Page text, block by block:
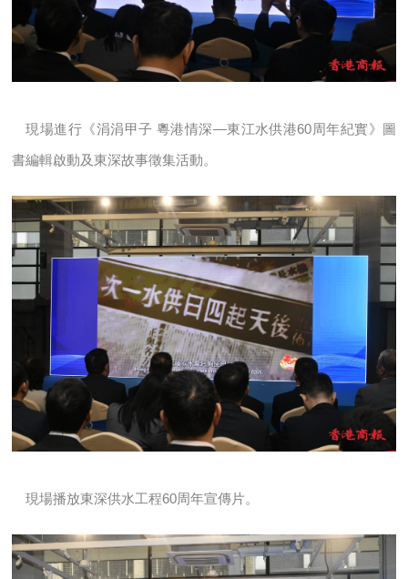
現場進行《涓涓甲子 粵港情深—東江水供港60周年紀實》圖
書編輯啟動及東深故事徵集活動。
現場播放東深供水工程60周年宣傳片。